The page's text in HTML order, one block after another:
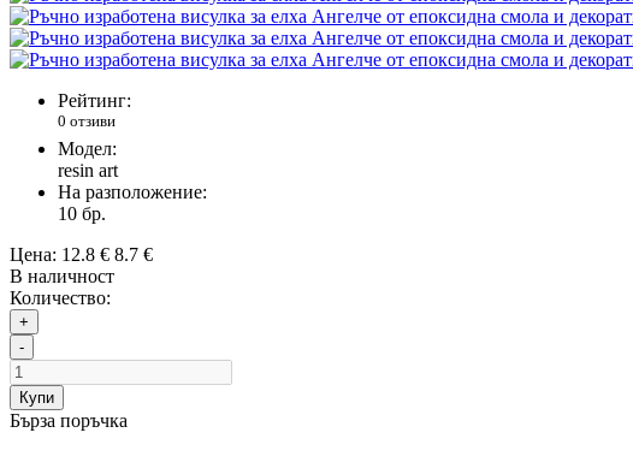
Рейтинг:
0 отзиви
Модел:
resin art
На разположение:
10 бр.
Цена: 12.8 € 8.7 €
В наличност
Количество:
+
-
Купи
Бърза поръчка